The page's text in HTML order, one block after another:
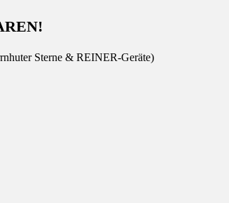
Sterne & REINER-Geräte)